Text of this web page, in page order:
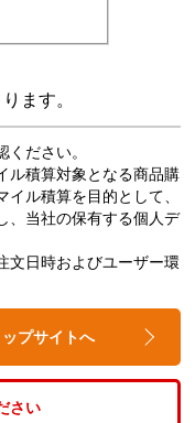
ます。
ください。
ル積算対象となる商品購
ル積算を目的として、
、当社の保有する個人デ
文日時およびユーザー環
ップサイトへ
さい